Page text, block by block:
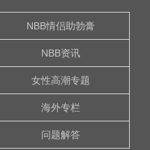
NBB情侣助勃膏
NBB资讯
女性高潮专题
海外专栏
问题解答